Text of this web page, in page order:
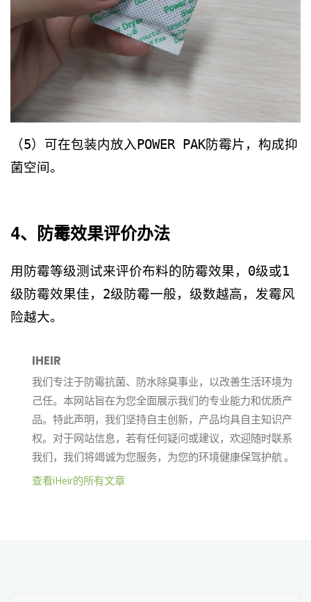
（5）可在包装内放入POWER PAK防霉片，构成抑
菌空间。
4、防霉效果评价办法
用防霉等级测试来评价布料的防霉效果，0级或1
级防霉效果佳，2级防霉一般，级数越高，发霉风
险越大。
IHEIR
我们专注于防霉抗菌、防水除臭事业，以改善生活环境为
己任。本网站旨在为您全面展示我们的专业能力和优质产
品。特此声明，我们坚持自主创新，产品均具自主知识产
权。对于网站信息，若有任何疑问或建议，欢迎随时联系
我们，我们将竭诚为您服务，为您的环境健康保驾护航 。
查看iHeir的所有文章